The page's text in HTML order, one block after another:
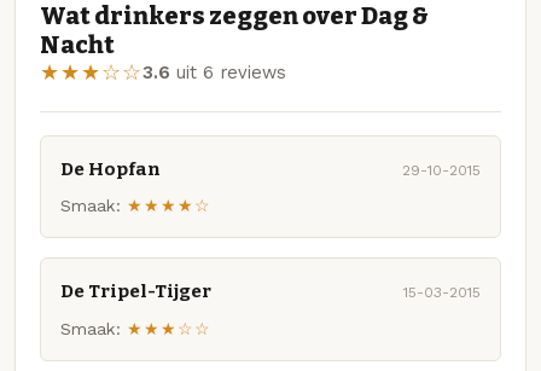
Wat drinkers zeggen over Dag &
Nacht
★★★☆☆3.6 uit 6 reviews
De Hopfan 29-10-2015
Smaak: ★★★★☆
De Tripel-Tijger 15-03-2015
Smaak: ★★★☆☆